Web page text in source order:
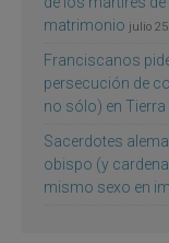
matrimonio julio
Franciscanos
persecución de
no sólo) en Tierra
Sacerdotes
obispo (y
mismo sexo en